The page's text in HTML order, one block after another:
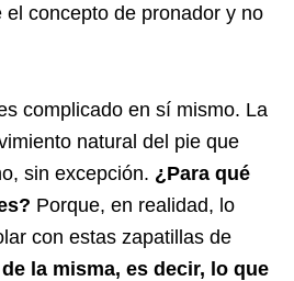
concepto de pronador y no
complicado en sí mismo. La
natural del pie que
sin excepción. ¿Para qué
Porque, en realidad, lo
con estas zapatillas de
la misma, es decir, lo que